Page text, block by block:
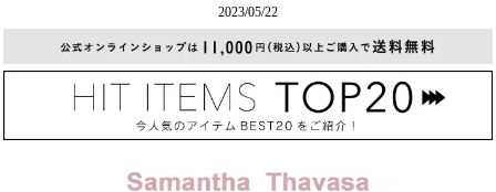
2023/05/22